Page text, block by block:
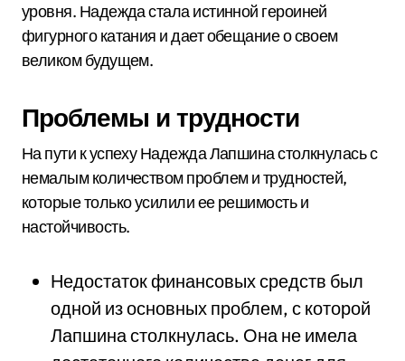
уровня. Надежда стала истинной героиней
фигурного катания и дает обещание о своем
великом будущем.
Проблемы и трудности
На пути к успеху Надежда Лапшина столкнулась с
немалым количеством проблем и трудностей,
которые только усилили ее решимость и
настойчивость.
Недостаток финансовых средств был
одной из основных проблем, с которой
Лапшина столкнулась. Она не имела